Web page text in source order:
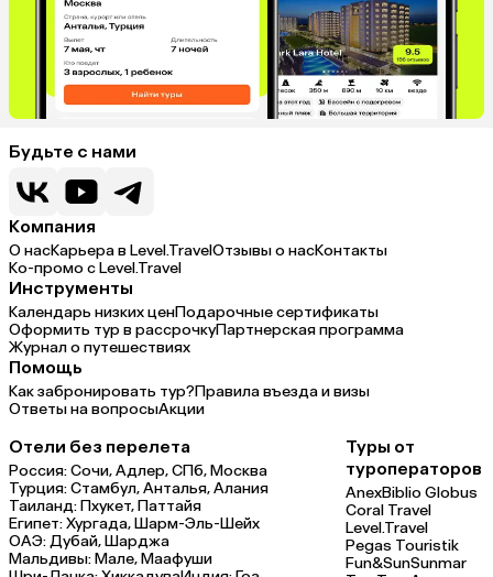
Будьте с нами
Компания
О насКарьера в Level.TravelОтзывы о насКонтакты
Ко-промо с Level.Travel
Инструменты
Календарь низких ценПодарочные сертификаты
Оформить тур в рассрочкуПартнерская программа
Журнал о путешествиях
Помощь
Как забронировать тур?Правила въезда и визы
Ответы на вопросыАкции
Отели без перелета
Россия:Сочи,Адлер,СПб,Москва
Турция:Стамбул,Анталья,Алания
Таиланд:Пхукет,Паттайя
Египет:Хургада,Шарм-Эль-Шейх
ОАЭ:Дубай,Шарджа
Мальдивы:Мале,Маафуши
Туры от
туроператоров
AnexBiblio Globus
Coral Travel
Level.Travel
Pegas Touristik
Fun&SunSunmar